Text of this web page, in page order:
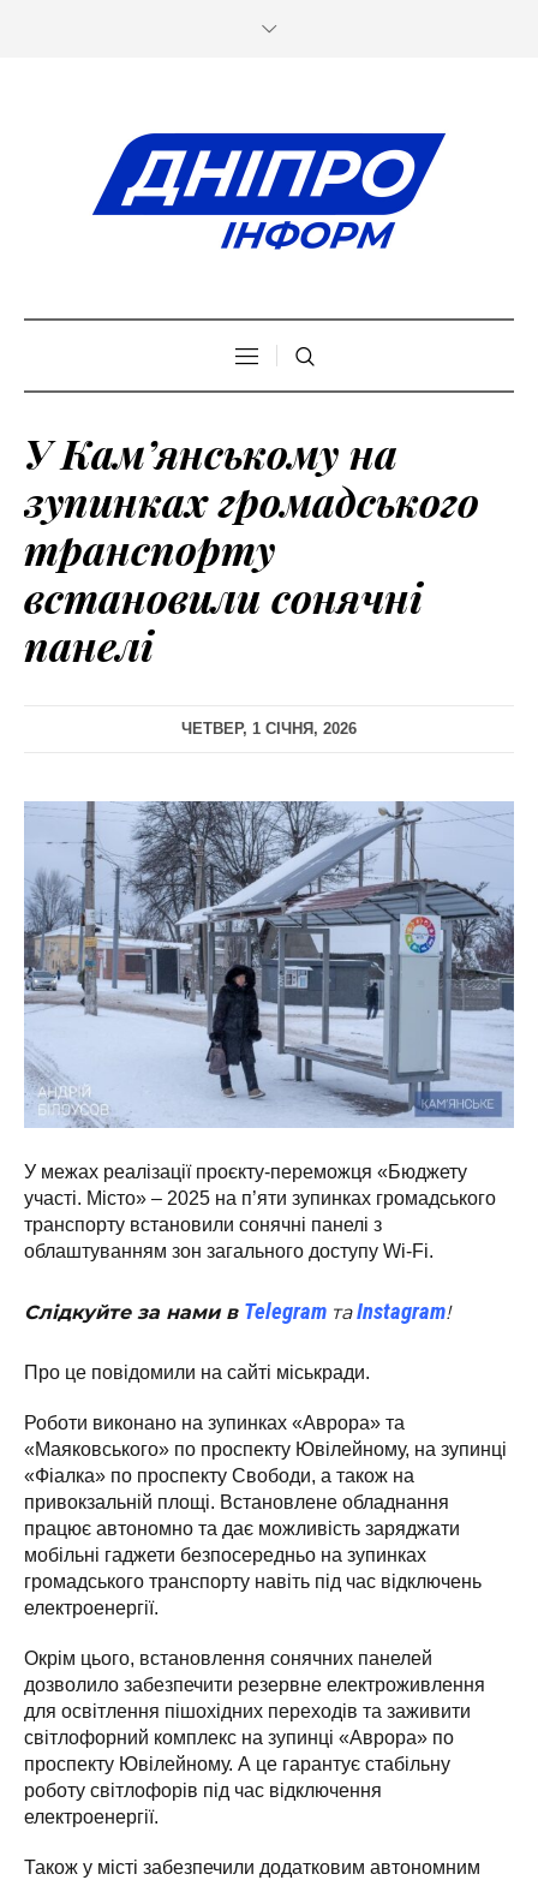
У Кам’янському на
зупинках громадського
транспорту
встановили сонячні
панелі
ЧЕТВЕР, 1 СІЧНЯ, 2026
У межах реалізації проєкту-переможця «Бюджету
участі. Місто» – 2025 на п’яти зупинках громадського
транспорту встановили сонячні панелі з
облаштуванням зон загального доступу Wi-Fi.
Слідкуйте за нами в Telegram таInstagram!
Про це повідомили на сайті міськради.
Роботи виконано на зупинках «Аврора» та
«Маяковського» по проспекту Ювілейному, на зупинці
«Фіалка» по проспекту Свободи, а також на
привокзальній площі. Встановлене обладнання
працює автономно та дає можливість заряджати
мобільні гаджети безпосередньо на зупинках
громадського транспорту навіть під час відключень
електроенергії.
Окрім цього, встановлення сонячних панелей
дозволило забезпечити резервне електроживлення
для освітлення пішохідних переходів та заживити
світлофорний комплекс на зупинці «Аврора» по
проспекту Ювілейному. А це гарантує стабільну
роботу світлофорів під час відключення
електроенергії.
Також у місті забезпечили додатковим автономним